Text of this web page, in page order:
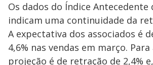
Os dados do Índice Antecedente
indicam uma continuidade da
A expectativa dos associados é
4,6% nas vendas em março.
projeção é de retração de 2,4%